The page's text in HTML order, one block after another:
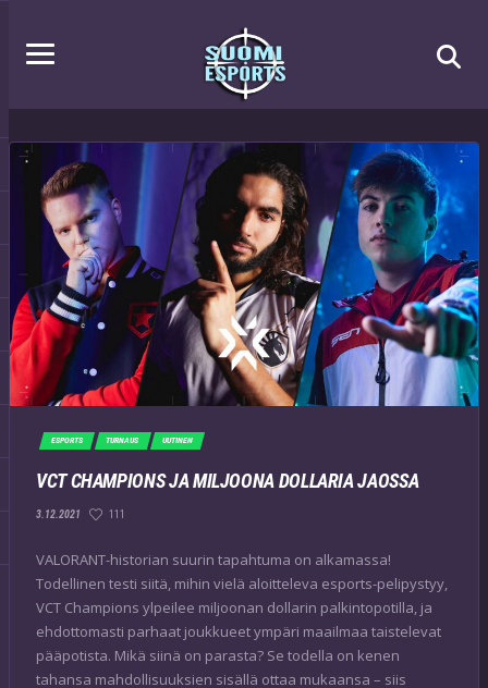
ESPORTS TURNAUS UUTINEN
VCT CHAMPIONS JA MILJOONA DOLLARIA JAOSSA
3.12.2021 111
VALORANT-historian suurin tapahtuma on alkamassa!
Todellinen testi siitä, mihin vielä aloitteleva esports-pelipystyy,
VCT Champions ylpeilee miljoonan dollarin palkintopotilla, ja
ehdottomasti parhaat joukkueet ympäri maailmaa taistelevat
pääpotista. Mikä siinä on parasta? Se todella on kenen
tahansa mahdollisuuksien sisällä ottaa mukaansa – siis